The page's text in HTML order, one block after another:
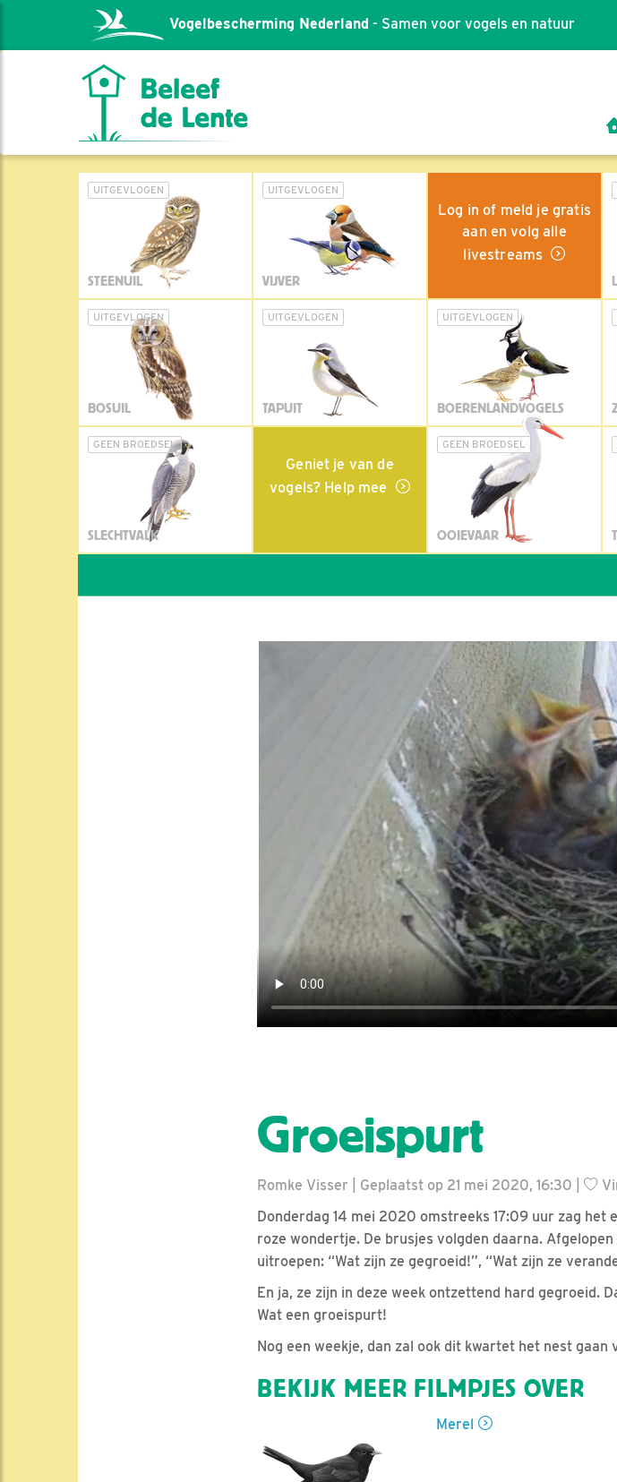
Vogelbescherming Nederland - Samen voor vogels en natuur
UITGEVLOGEN
STEENUIL
UITGEVLOGEN
VIJVER
Log in of meld je gratis
aan en volg alle
livestreams
UITGEVLOGEN
BOSUIL
UITGEVLOGEN
TAPUIT
UITGEVLOGEN
BOERENLANDVOGELS
GEEN BROEDSEL
SLECHTVALK
Geniet je van de
vogels? Help mee
GEEN BROEDSEL
OOIEVAAR
Groeispurt
Romke Visser | Geplaatst op 21 mei 2020, 16:30 |
Donderdag 14 mei 2020 omstreeks 17:09 uur zag het
roze wondertje. De brusjes volgden daarna.
uitroepen: “Wat zijn ze gegroeid!”, “Wat zijn ze
En ja, ze zijn in deze week ontzettend hard gegroeid.
Wat een groeispurt!
Nog een weekje, dan zal ook dit kwartet het nest
BEKIJK MEER FILMPJES OVER
Merel